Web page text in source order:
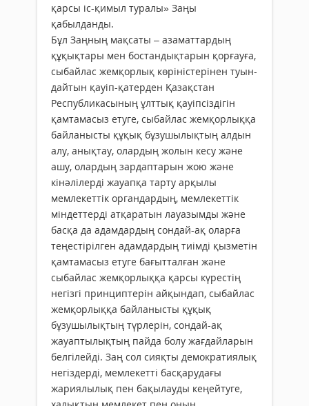
қарсы іс-қимыл туралы» Заңы
қабылданды.
Бұл Заңның мақсаты – азамат­­­­­тардың
құқықтары мен бостандықтарын қорғауға,
сыбайлас жемқорлық көрiнiстерiнен туын­­­­­­­­­­­­­­
дайтын қауiп-қатерден Қазақ­с­­­­­­­­­­тан
Республикасының ұлттық қауiпсiздiгiн
қамтамасыз етуге, сыбайлас жемқорлыққа
байланысты құқық бұзушылықтың алдын
алу, анықтау, олардың жолын кесу және
ашу, олардың зардаптарын жою және
кiнәлiлердi жауапқа тарту арқылы
мемлекеттiк органдардың, мемлекеттiк
мiндет­тердi атқаратын лауазымды және
басқа да адамдардың сондай-ақ оларға
теңестiрiлген адамдардың тиiмдi қызметiн
қамтамасыз етуге бағытталған және
сыбайлас жемқорлыққа қарсы күрестiң
негiзгi принциптерiн айқындап, сыбайлас
жемқорлыққа байланысты құқық
бұзушылықтың түрлерiн, сондай-ақ
жауаптылықтың пайда болу жағдайларын
белгiлейдi. Заң сол сияқты демократиялық
негiздердi, мемлекеттi басқарудағы
жариялылық пен бақылауды кеңейтуге,